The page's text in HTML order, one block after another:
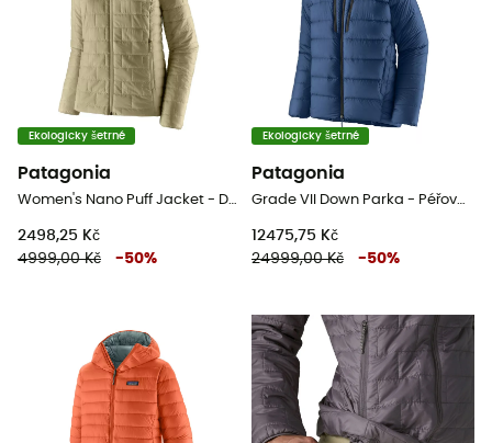
Ekologicky šetrné
Patagonia
Women's Nano Puff Jacket - Dámská péřova
2498,25 Kč
4999,00 Kč
-50%
Ekologicky šetrné
Patagonia
Grade VII Down Parka - Péřová bunda
12475,75 Kč
24999,00 Kč
-50%